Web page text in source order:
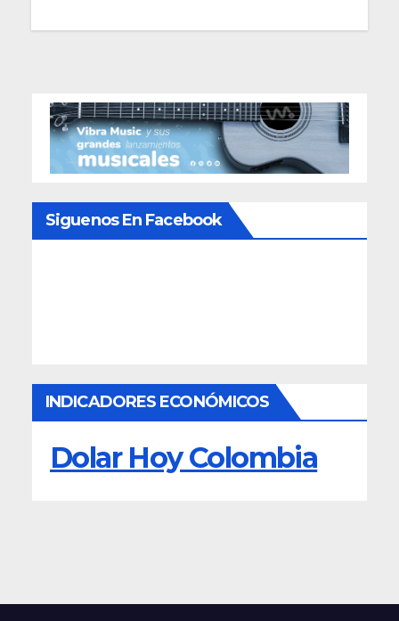
Siguenos En Facebook
INDICADORES ECONÓMICOS
Dolar Hoy Colombia